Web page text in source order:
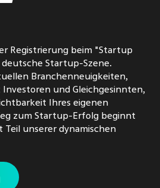
Registrierung beim "Startup
Startup-Szene.
Branchenneuigkeiten,
und Gleichgesinnten,
Ihres eigenen
zum Startup-Erfolg beginnt
Teil unserer dynamischen